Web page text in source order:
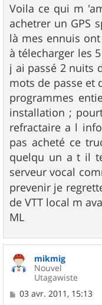
Voila ce qui m
achetrer un GPS
là mes ennuis
à télecharger les
j ai passé 2 nuits
mots de passe et
programmes
installation ;
refractaire a l
pas acheté ce
quelqu un a t il
serveur vocal
prevenir je
de VTT local m
ML
mikmig
Nouvel
Utagawiste
M
03 avr. 2011, 15:13